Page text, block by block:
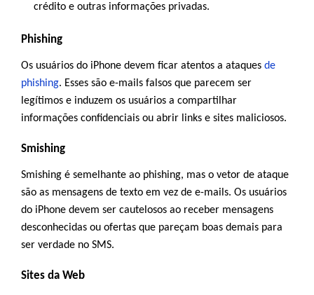
crédito e outras informações privadas.
Phishing
Os usuários do iPhone devem ficar atentos a ataques de
phishing. Esses são e-mails falsos que parecem ser
legítimos e induzem os usuários a compartilhar
informações confidenciais ou abrir links e sites maliciosos.
Smishing
Smishing é semelhante ao phishing, mas o vetor de ataque
são as mensagens de texto em vez de e-mails. Os usuários
do iPhone devem ser cautelosos ao receber mensagens
desconhecidas ou ofertas que pareçam boas demais para
ser verdade no SMS.
Sites da Web